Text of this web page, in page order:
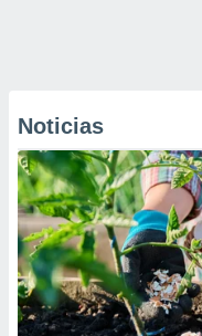
Noticias